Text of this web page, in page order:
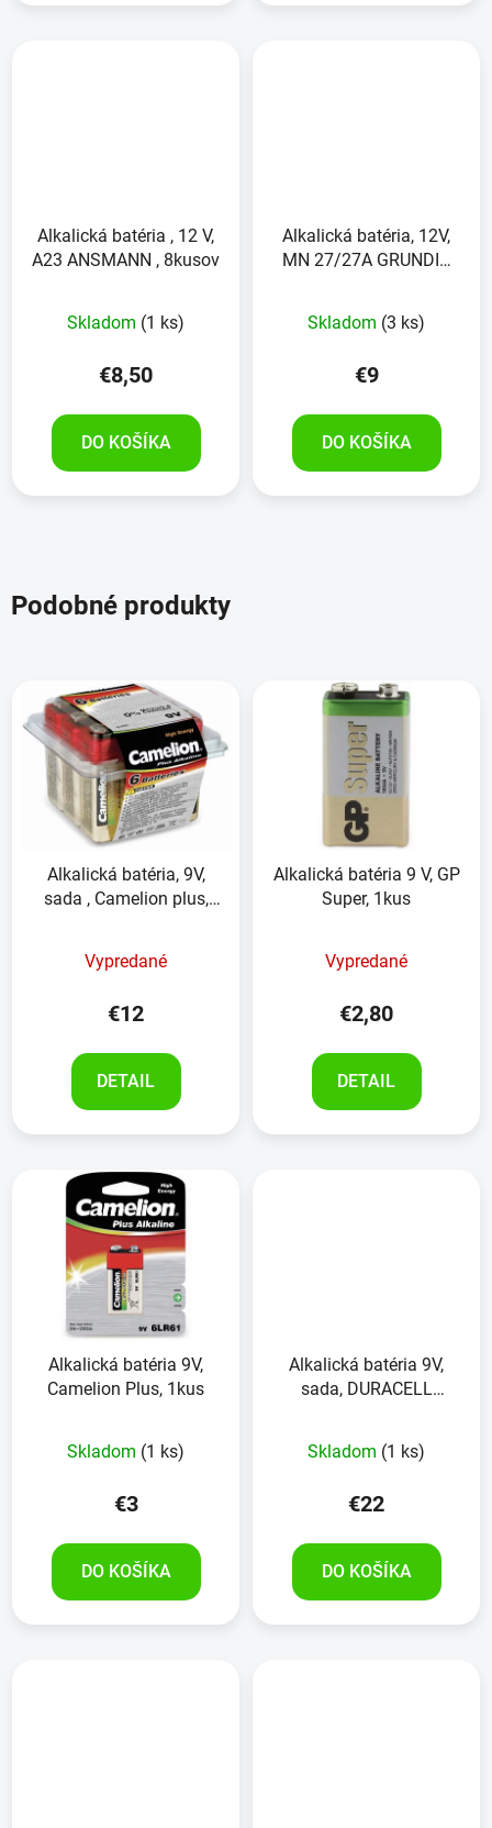
Alkalická batéria , 12 V,
A23 ANSMANN , 8kusov
Skladom (1 ks)
€8,50
DO KOŠÍKA
Alkalická batéria, 12V,
MN 27/27A GRUNDIG
Skladom (3 ks)
€9
DO KOŠÍKA
Podobné produkty
Alkalická batéria, 9V,
sada , Camelion plus,
Vypredané
€12
DETAIL
Alkalická batéria 9 V, GP
Super, 1kus
Vypredané
€2,80
DETAIL
Alkalická batéria 9V,
Camelion Plus, 1kus
Skladom (1 ks)
€3
DO KOŠÍKA
Alkalická batéria 9V,
sada, DURACELL
Skladom (1 ks)
€22
DO KOŠÍKA